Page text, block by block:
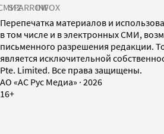
SPARROWINFOX
Перепечатка материалов и
в том числе и в электронных СМИ,
письменного разрешения редакции.
является исключительной
Pte. Limited. Все права защищены.
AO «АС Рус Медиа» · 2026
16+